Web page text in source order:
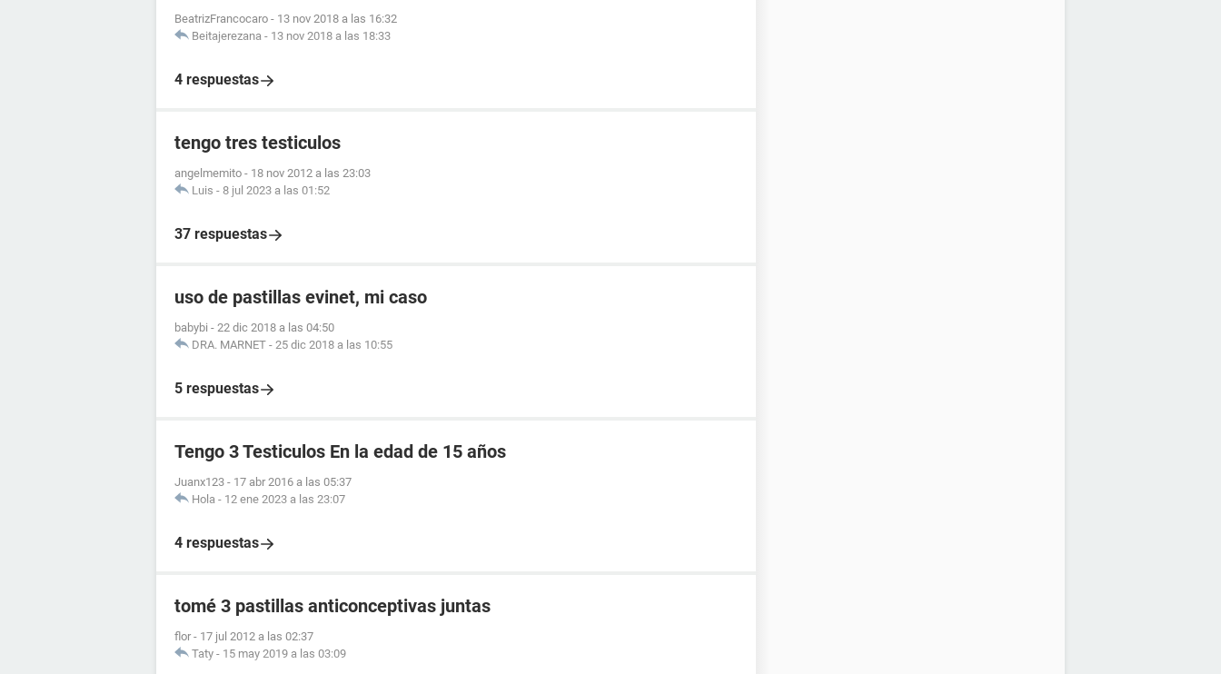
BeatrizFrancocaro - 13 nov 2018 a las 16:32
Beitajerezana - 13 nov 2018 a las 18:33
4 respuestas
tengo tres testiculos
angelmemito - 18 nov 2012 a las 23:03
Luis - 8 jul 2023 a las 01:52
37 respuestas
uso de pastillas evinet, mi caso
babybi - 22 dic 2018 a las 04:50
DRA. MARNET - 25 dic 2018 a las 10:55
5 respuestas
Tengo 3 Testiculos En la edad de 15 años
Juanx123 - 17 abr 2016 a las 05:37
Hola - 12 ene 2023 a las 23:07
4 respuestas
tomé 3 pastillas anticonceptivas juntas
flor - 17 jul 2012 a las 02:37
Taty - 15 may 2019 a las 03:09